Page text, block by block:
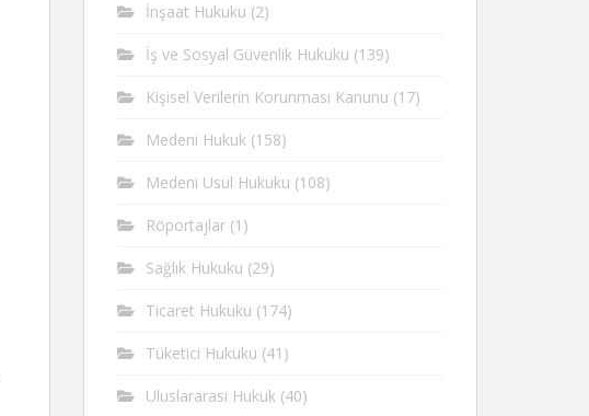
İnşaat Hukuku (2)
İş ve Sosyal Güvenlik Hukuku (139)
Kişisel Verilerin Korunması Kanunu (17)
Medeni Hukuk (158)
Medeni Usul Hukuku (108)
Röportajlar (1)
Sağlık Hukuku (29)
Ticaret Hukuku (174)
Tüketici Hukuku (41)
Uluslararası Hukuk (40)